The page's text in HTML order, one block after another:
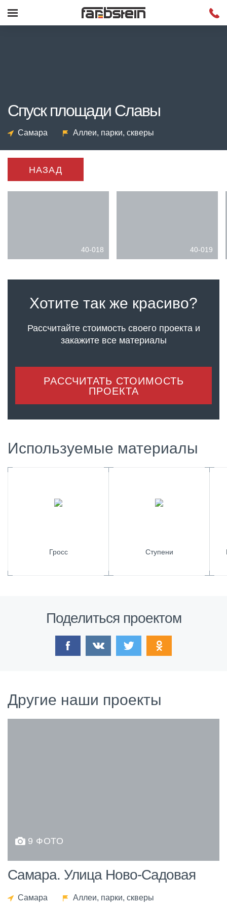
Спуск площади Славы
Самара Аллеи, парки, скверы
НАЗАД
40-018 40-019
Хотите так же красиво?
Рассчитайте стоимость своего проектаи
закажите все материалы
РАССЧИТАТЬ СТОИМОСТЬ
ПРОЕКТА
Используемые материалы
Гросс Ступени
Поделиться проектом
Другие наши проекты
9 ФОТО
Самара. Улица Ново-Садовая
Самара Аллеи, парки, скверы